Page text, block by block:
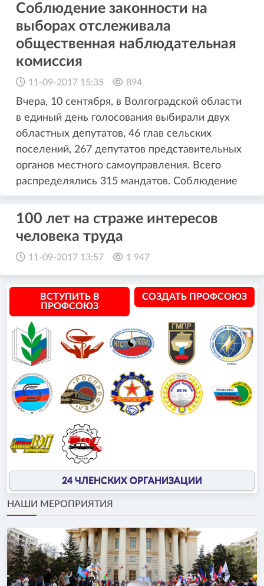
Соблюдение законности на
выборах отслеживала
общественная наблюдательная
комиссия
11-09-2017 15:35 894
Вчера, 10 сентября, в Волгоградской области
в единый день голосования выбирали двух
областных депутатов, 46 глав сельских
поселений, 267 депутатов представительных
органов местного самоуправления. Всего
распределялись 315 мандатов. Соблюдение
100 лет на страже интересов
человека труда
11-09-2017 13:57 1 947
ВСТУПИТЬ В
ПРОФСОЮЗ
СОЗДАТЬ ПРОФСОЮЗ
24 ЧЛЕНСКИХ ОРГАНИЗАЦИИ
НАШИ МЕРОПРИЯТИЯ